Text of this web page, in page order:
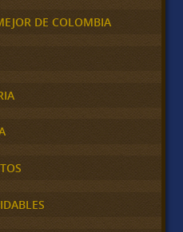
DE COLOMBIA